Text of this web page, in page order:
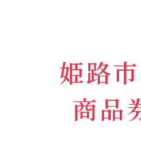
姫路
商品